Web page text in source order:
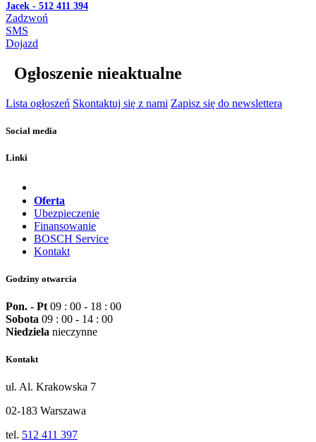
Jacek - 512 411 394
Zadzwoń
SMS
Dojazd
Ogłoszenie nieaktualne
Lista ogłoszeń Skontaktuj się z nami Zapisz się do newslettera
Social media
Linki
Oferta
Ubezpieczenie
Finansowanie
BOSCH Service
Kontakt
Godziny otwarcia
Pon. - Pt 09 : 00 - 18 : 00
Sobota 09 : 00 - 14 : 00
Niedziela nieczynne
Kontakt
ul. Al. Krakowska 7
02-183 Warszawa
tel. 512 411 397